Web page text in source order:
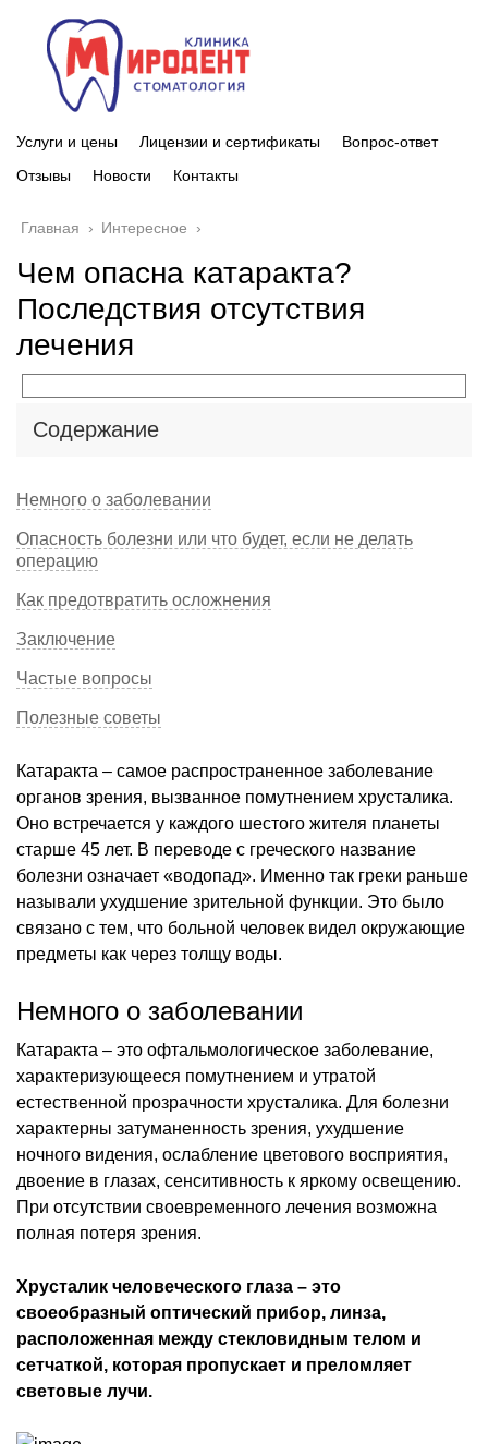
Услуги и цены Лицензии и сертификаты
Вопрос-ответ
Отзывы
Новости Контакты
Главная › Интересное ›
Чем опасна катаракта?
Последствия отсутствия
лечения
Содержание
Немного о заболевании
Опасность болезни или что будет, если не делать
операцию
Как предотвратить осложнения
Заключение
Частые вопросы
Полезные советы
Катаракта – самое распространенное заболевание
органов зрения, вызванное помутнением хрусталика.
Оно встречается у каждого шестого жителя планеты
старше 45 лет. В переводе с греческого название
болезни означает «водопад». Именно так греки раньше
называли ухудшение зрительной функции. Это было
связано с тем, что больной человек видел окружающие
предметы как через толщу воды.
Немного о заболевании
Катаракта – это офтальмологическое заболевание,
характеризующееся помутнением и утратой
естественной прозрачности хрусталика. Для болезни
характерны затуманенность зрения, ухудшение
ночного видения, ослабление цветового восприятия,
двоение в глазах, сенситивность к яркому освещению.
При отсутствии своевременного лечения возможна
полная потеря зрения.
Хрусталик человеческого глаза – это
своеобразный оптический прибор, линза,
расположенная между стекловидным телом и
сетчаткой, которая пропускает и преломляет
световые лучи.